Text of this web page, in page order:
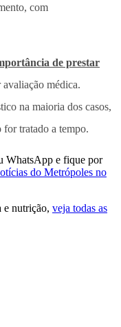
com
de prestar
avaliação médica.
na maioria dos casos,
tratado a tempo.
WhatsApp e fique por
do Metrópoles no
e nutrição, veja todas as